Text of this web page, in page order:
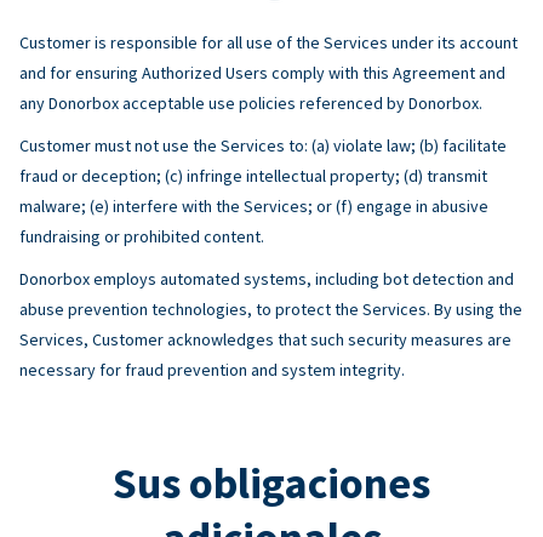
Customer is responsible for all use of the Services under its account
and for ensuring Authorized Users comply with this Agreement and
any Donorbox acceptable use policies referenced by Donorbox.
Customer must not use the Services to: (a) violate law; (b) facilitate
fraud or deception; (c) infringe intellectual property; (d) transmit
malware; (e) interfere with the Services; or (f) engage in abusive
fundraising or prohibited content.
Donorbox employs automated systems, including bot detection and
abuse prevention technologies, to protect the Services. By using the
Services, Customer acknowledges that such security measures are
necessary for fraud prevention and system integrity.
Sus obligaciones